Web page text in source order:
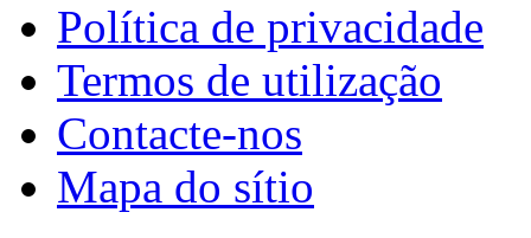
Política de privacidade
Termos de utilização
Contacte-nos
Mapa do sítio